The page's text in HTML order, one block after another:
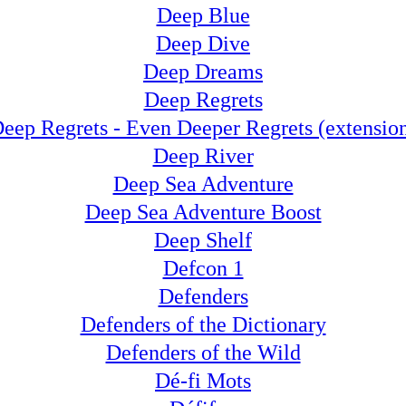
Deep Blue
Deep Dive
Deep Dreams
Deep Regrets
Regrets - Even Deeper Regrets
Deep River
Deep Sea Adventure
Deep Sea Adventure Boost
Deep Shelf
Defcon 1
Defenders
Defenders of the Dictionary
Defenders of the Wild
Dé-fi Mots